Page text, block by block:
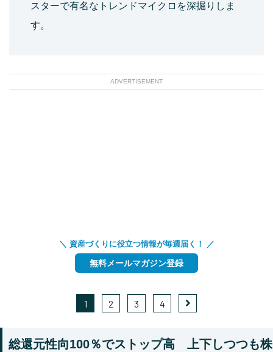
スターで有名なトレンドマイクロを深掘りしま
す。
ADVERTISEMENT
＼ 資産づくりに役立つ情報が毎週届く！ ／
無料メールマガジン登録
1 2 3 4
総還元性向100％でストップ高 上下しつつも株